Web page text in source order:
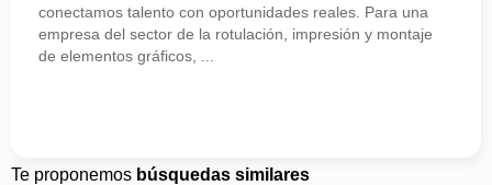
conectamos talento con oportunidades reales. Para una
empresa del sector de la rotulación, impresión y montaje
de elementos gráficos, ...
Te proponemos búsquedas similares